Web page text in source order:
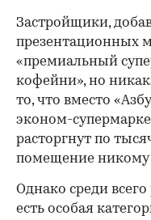
Застройщики,
презентационных
«премиальный
кофейни», но
то, что вместо
эконом-
расторгнут по
помещение никому
Однако среди
есть особая